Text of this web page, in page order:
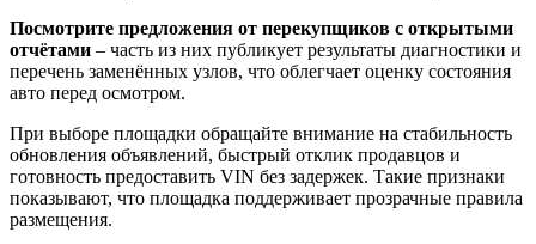
Посмотрите предложения от перекупщиков с открытыми
отчётами – часть из них публикует результаты диагностики и
перечень заменённых узлов, что облегчает оценку состояния
авто перед осмотром.
При выборе площадки обращайте внимание на стабильность
обновления объявлений, быстрый отклик продавцов и
готовность предоставить VIN без задержек. Такие признаки
показывают, что площадка поддерживает прозрачные правила
размещения.